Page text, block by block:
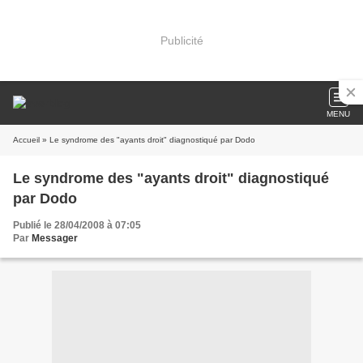
Publicité
MENU
Accueil » Le syndrome des "ayants droit" diagnostiqué par Dodo
Le syndrome des "ayants droit" diagnostiqué
par Dodo
Publié le 28/04/2008 à 07:05
Par Messager